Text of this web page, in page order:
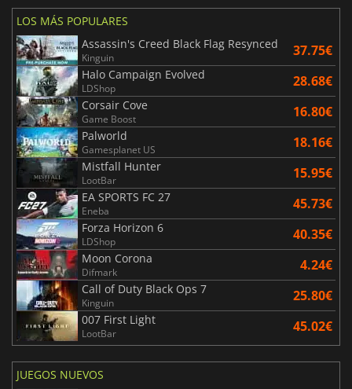
LOS MÁS POPULARES
Assassin's Creed Black Flag Resynced
Kinguin 37.75€
Halo Campaign Evolved
LDShop 28.68€
Corsair Cove
Game Boost 16.80€
Palworld
Gamesplanet US 18.16€
Mistfall Hunter
LootBar 15.95€
EA SPORTS FC 27
Eneba 45.73€
Forza Horizon 6
LDShop 40.35€
Moon Corona
Difmark 4.24€
Call of Duty Black Ops 7
Kinguin 25.80€
007 First Light
LootBar 45.02€
JUEGOS NUEVOS